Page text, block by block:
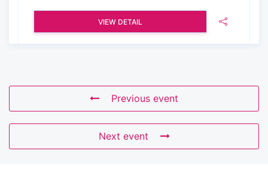
VIEW DETAIL
Previous event
Next event